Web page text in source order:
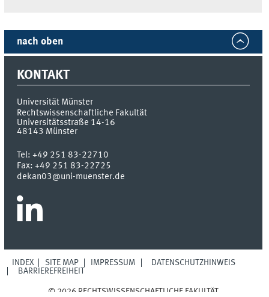
nach oben
KONTAKT
Universität Münster
Rechtswissenschaftliche Fakultät
Universitätsstraße 14-16
48143 Münster
Tel:+49 251 83-22710
Fax:+49 251 83-22725
dekan03@uni-muenster.de
INDEX SITE MAP IMPRESSUM
DATENSCHUTZHINWEIS
BARRIEREFREIHEIT
© 2026 RECHTSWISSENSCHAFTLICHE FAKULTÄT